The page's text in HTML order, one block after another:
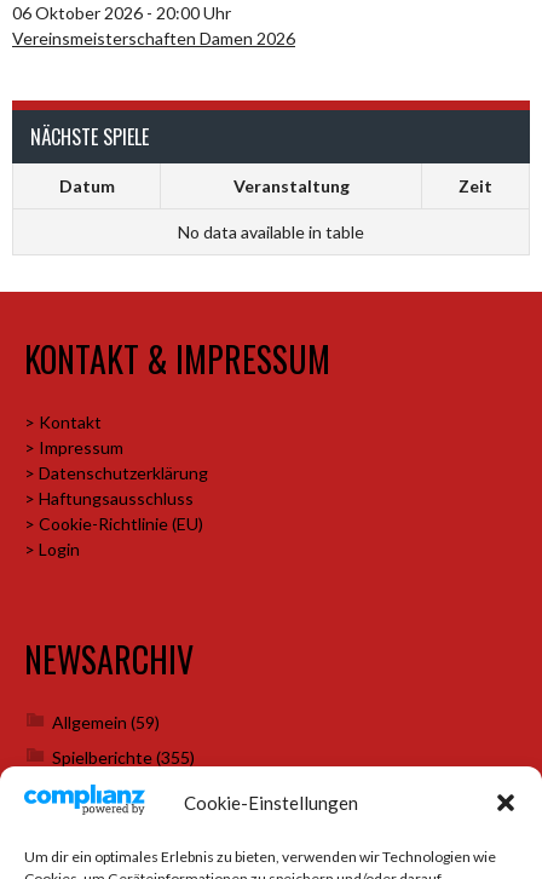
Cookie-Einstellungen
Um dir ein optimales Erlebnis zu bieten, verwenden wir Technologien wie
06 Oktober 2026 - 20:00 Uhr
Vereinsmeisterschaften Damen 2026
NÄCHSTE SPIELE
Datum Veranstaltung Zeit
No data available in table
KONTAKT & IMPRESSUM
> Kontakt
> Impressum
> Datenschutzerklärung
> Haftungsausschluss
> Cookie-Richtlinie (EU)
> Login
NEWSARCHIV
Allgemein (59)
Spielberichte(355)
Weihnachtsfeiern(7)